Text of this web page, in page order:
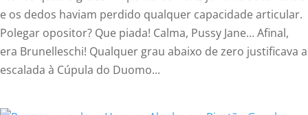
e os dedos haviam perdido qualquer capacidade articular.
Polegar opositor? Que piada! Calma, Pussy Jane… Afinal,
era Brunelleschi! Qualquer grau abaixo de zero justificava a
escalada à Cúpula do Duomo...